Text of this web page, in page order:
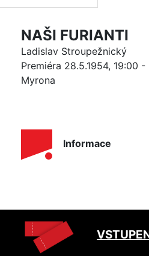
NAŠI FURIANTI
Ladislav Stroupežnický
Premiéra 28.5.1954, 19:00
Myrona
Informace